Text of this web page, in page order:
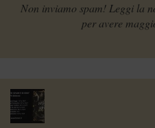
Non inviamo spam! Leggi la
per avere